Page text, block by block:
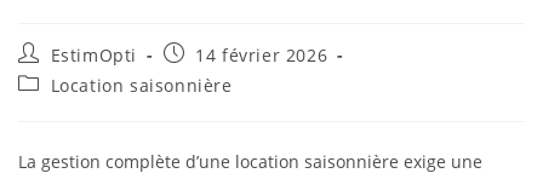
EstimOpti
14 février 2026
Location saisonnière
La gestion complète d’une location saisonnière exige une